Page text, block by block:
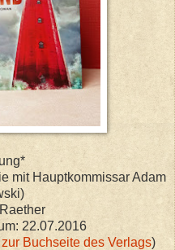
mit Hauptkommissar Adam
22.07.2016
zur Buchseite des Verlags)